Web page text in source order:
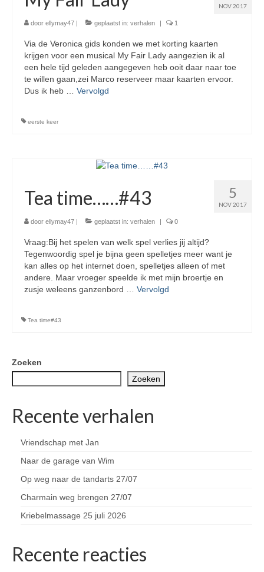
NOV 2017
door ellymay47 geplaatst in: verhalen 1
Via de Veronica gids konden we met korting kaarten
krijgen voor een musical My Fair Lady aangezien ik al
een hele tijd geleden aangegeven heb ooit daar naar toe
te willen gaan,zei Marco reserveer maar kaarten ervoor.
Dus ik heb … Vervolgd
eerste keer
5
NOV 2017
Tea time……#43
door ellymay47 | geplaatst in: verhalen | 0
Vraag:Bij het spelen van welk spel verlies jij altijd?
Tegenwoordig spel je bijna geen spelletjes meer want je
kan alles op het internet doen, spelletjes alleen of met
andere. Maar vroeger speelde ik met mijn broertje en
zusje weleens ganzenbord … Vervolgd
Tea time#43
Zoeken
Zoeken
Recente verhalen
Vriendschap met Jan
Naar de garage van Wim
Op weg naar de tandarts 27/07
Charmain weg brengen 27/07
Kriebelmassage 25 juli 2026
Recente reacties